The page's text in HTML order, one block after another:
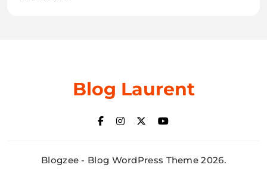
Blog Laurent
Blogzee - Blog WordPress Theme 2026.